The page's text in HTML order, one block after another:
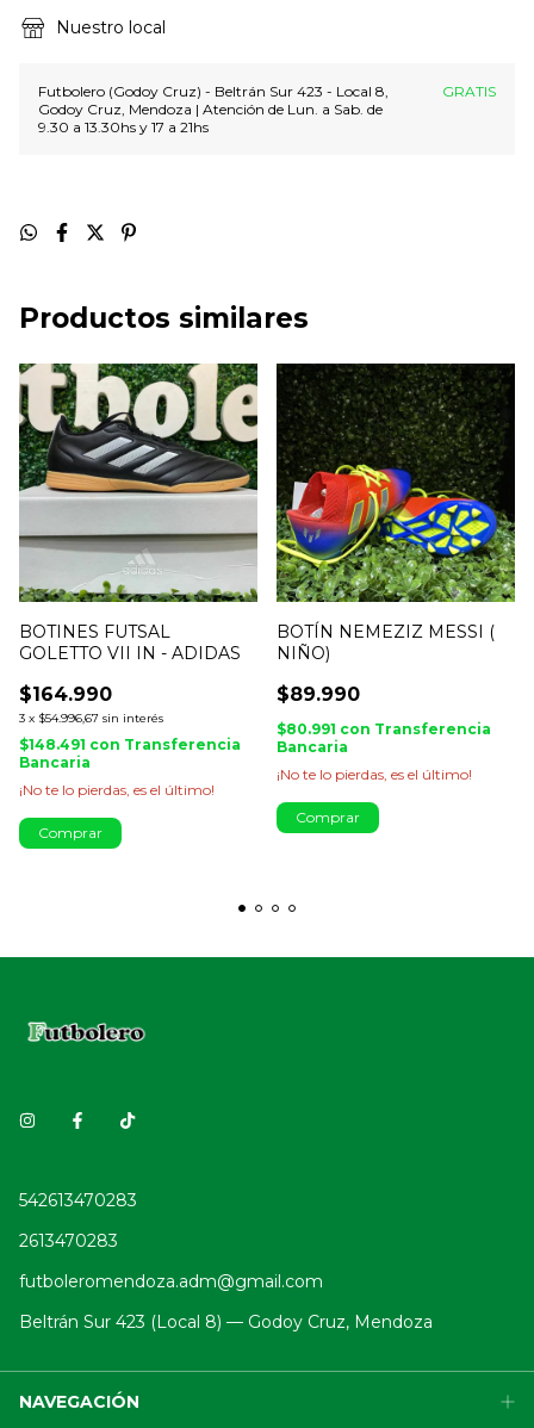
Nuestro local
Futbolero (Godoy Cruz) - Beltrán Sur 423 - Local 8,
Godoy Cruz, Mendoza | Atención de Lun. a Sab. de
9.30 a 13.30hs y 17 a 21hs
GRATIS
Productos similares
BOTINES FUTSAL
GOLETTO VII IN - ADIDAS
$164.990
3 x $54.996,67 sin interés
$148.491 con Transferencia
Bancaria
¡No te lo pierdas, es el último!
Comprar
BOTÍN NEMEZIZ MESSI (
NIÑO)
$89.990
$80.991 con Transferencia
Bancaria
¡No te lo pierdas, es el último!
Comprar
542613470283
2613470283
futboleromendoza.adm@gmail.com
Beltrán Sur 423 (Local 8) — Godoy Cruz, Mendoza
NAVEGACIÓN